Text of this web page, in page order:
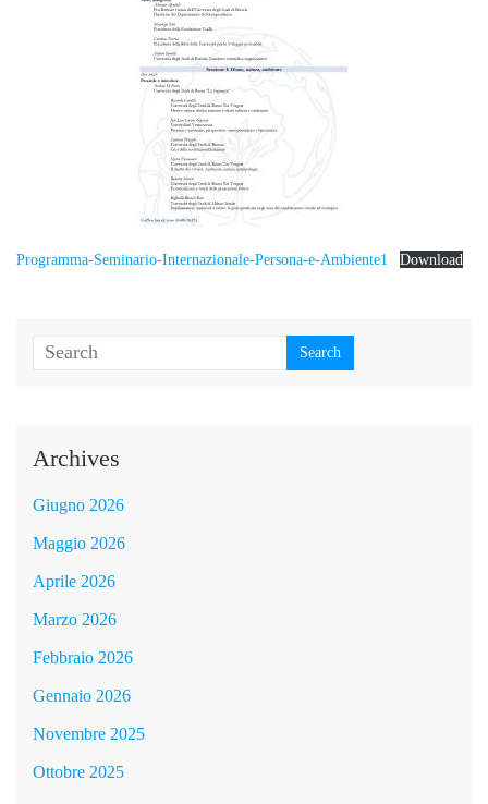
Programma-Seminario-Internazionale-Persona-e-Ambiente1 Download
Archives
Giugno 2026
Maggio 2026
Aprile 2026
Marzo 2026
Febbraio 2026
Gennaio 2026
Novembre 2025
Ottobre 2025